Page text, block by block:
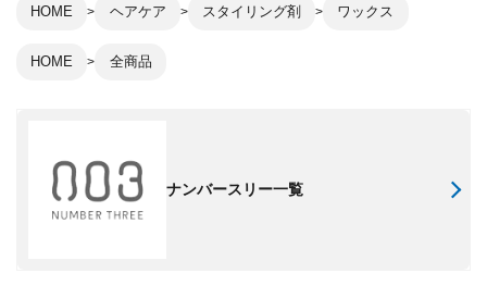
HOME ヘアケア スタイリング剤 ワックス
HOME 全商品
ナンバースリー一覧